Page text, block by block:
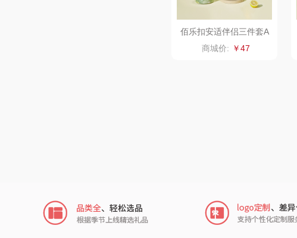
款）
小黄人
佰乐扣安适伴侣三件套A
SBL/L3
商城价: ￥47